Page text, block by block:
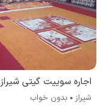
اجاره سوییت گیتی شیراز
شیراز بدون خواب